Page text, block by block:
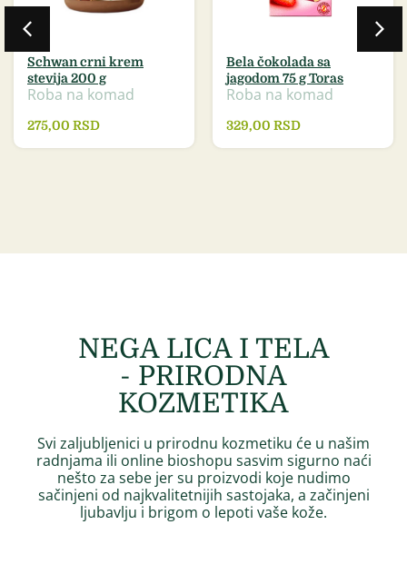
Schwan crni krem
stevija 200 g
Roba na komad
275,00 RSD
Bela čokolada sa
jagodom 75 g Toras
Roba na komad
329,00 RSD
NEGA LICA I TELA
- PRIRODNA
KOZMETIKA
Svi zaljubljenici u prirodnu kozmetiku će u našim
radnjama ili online bioshopu sasvim sigurno naći
nešto za sebe jer su proizvodi koje nudimo
sačinjeni od najkvalitetnijih sastojaka, a začinjeni
ljubavlju i brigom o lepoti vaše kože.